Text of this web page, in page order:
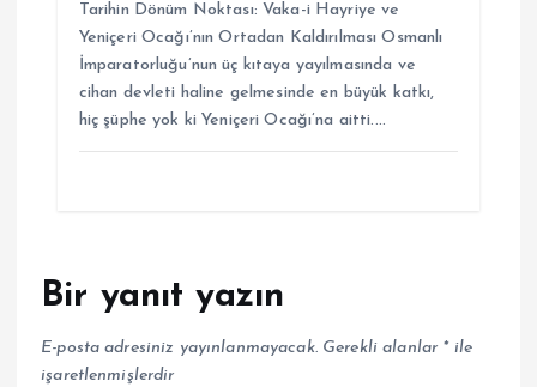
Tarihin Dönüm Noktası: Vaka-i Hayriye ve
Yeniçeri Ocağı’nın Ortadan Kaldırılması Osmanlı
İmparatorluğu’nun üç kıtaya yayılmasında ve
cihan devleti haline gelmesinde en büyük katkı,
hiç şüphe yok ki Yeniçeri Ocağı’na aitti.…
Bir yanıt yazın
E-posta adresiniz yayınlanmayacak. Gerekli alanlar *ile
işaretlenmişlerdir